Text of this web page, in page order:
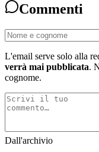
Commenti
L'email serve solo alla
verrà mai pubblicata.
cognome.
Dall'archivio